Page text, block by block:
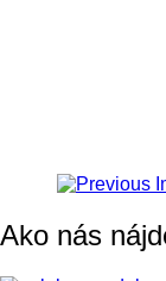
Ako nás